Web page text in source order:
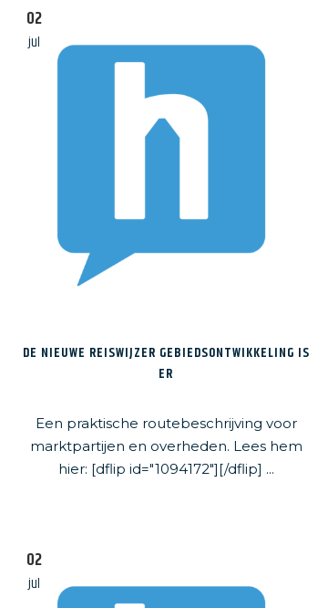
02
jul
DE NIEUWE REISWIJZER GEBIEDSONTWIKKELING IS
ER
Een praktische routebeschrijving voor
marktpartijen en overheden. Lees hem
hier: [dflip id="1094172"][/dflip] ...
02
jul